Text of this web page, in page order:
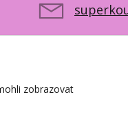
zobrazovat